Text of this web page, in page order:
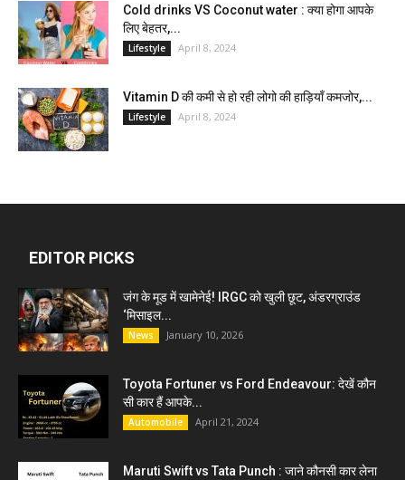
Cold drinks VS Coconut water : क्या होगा आपके
लिए बेहतर,...
Lifestyle April 8, 2024
Vitamin D की कमी से हो रही लोगो की हाड़ियाँ कमजोर,...
Lifestyle April 8, 2024
EDITOR PICKS
जंग के मूड में खामेनेई! IRGC को खुली छूट, अंडरग्राउंड
‘मिसाइल...
News January 10, 2026
Toyota Fortuner vs Ford Endeavour: देखें कौन
सी कार हैं आपके...
Automobile April 21, 2024
Maruti Swift vs Tata Punch : जाने कौनसी कार लेना